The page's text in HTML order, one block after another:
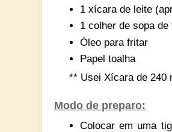
1 xícara de leite
1 colher de sopa
Óleo para fritar
Papel toalha
** Usei Xícara de 240
Modo de preparo:
Colocar em uma